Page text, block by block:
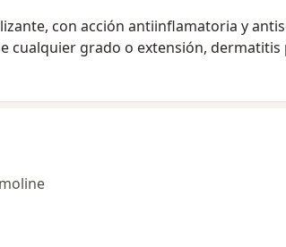
con acción antiinflamatoria y
cualquier grado o extensión,